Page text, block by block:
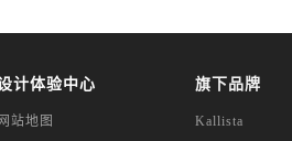
计体验中心
网站地图
旗下品牌
Kallista